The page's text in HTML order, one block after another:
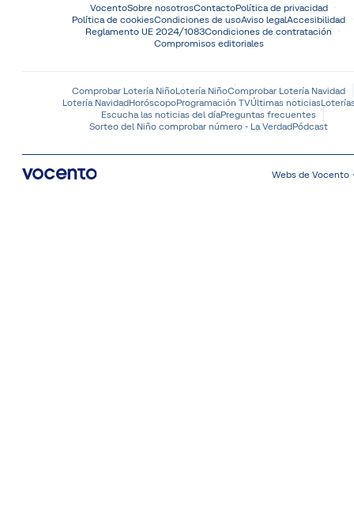
VocentoSobre nosotrosContactoPolítica de privacidad
Política de cookiesCondiciones de usoAviso legalAccesibilidad
Reglamento UE 2024/1083Condiciones de contratación
Compromisos editoriales
Comprobar Lotería NiñoLotería NiñoComprobar Lotería Navidad
Lotería NavidadHoróscopoProgramación TVÚltimas noticias
Escucha las noticias del díaPreguntas frecuentes
Sorteo del Niño comprobar número - La VerdadPódcast
Webs de Vocento